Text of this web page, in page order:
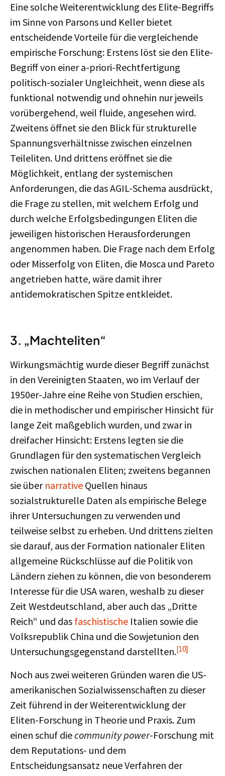
Eine solche Weiterentwicklung des Elite-Begriffs
im Sinne von Parsons und Keller bietet
entscheidende Vorteile für die vergleichende
empirische Forschung: Erstens löst sie den Elite-
Begriff von einer a-priori-Rechtfertigung
politisch-sozialer Ungleichheit, wenn diese als
funktional notwendig und ohnehin nur jeweils
vorübergehend, weil fluide, angesehen wird.
Zweitens öffnet sie den Blick für strukturelle
Spannungsverhältnisse zwischen einzelnen
Teileliten. Und drittens eröffnet sie die
Möglichkeit, entlang der systemischen
Anforderungen, die das AGIL-Schema ausdrückt,
die Frage zu stellen, mit welchem Erfolg und
durch welche Erfolgsbedingungen Eliten die
jeweiligen historischen Herausforderungen
angenommen haben. Die Frage nach dem Erfolg
oder Misserfolg von Eliten, die Mosca und Pareto
angetrieben hatte, wäre damit ihrer
antidemokratischen Spitze entkleidet.
3. „Machteliten“
Wirkungsmächtig wurde dieser Begriff zunächst
in den Vereinigten Staaten, wo im Verlauf der
1950er-Jahre eine Reihe von Studien erschien,
die in methodischer und empirischer Hinsicht für
lange Zeit maßgeblich wurden, und zwar in
dreifacher Hinsicht: Erstens legten sie die
Grundlagen für den systematischen Vergleich
zwischen nationalen Eliten; zweitens begannen
sie über narrative Quellen hinaus
sozialstrukturelle Daten als empirische Belege
ihrer Untersuchungen zu verwenden und
teilweise selbst zu erheben. Und drittens zielten
sie darauf, aus der Formation nationaler Eliten
allgemeine Rückschlüsse auf die Politik von
Ländern ziehen zu können, die von besonderem
Interesse für die USA waren, weshalb zu dieser
Zeit Westdeutschland, aber auch das „Dritte
Reich“ und das faschistische Italien sowie die
Volksrepublik China und die Sowjetunion den
Untersuchungsgegenstand darstellten.[10]
Noch aus zwei weiteren Gründen waren die US-
amerikanischen Sozialwissenschaften zu dieser
Zeit führend in der Weiterentwicklung der
Eliten-Forschung in Theorie und Praxis. Zum
einen schuf diecommunity power-Forschung mit
dem Reputations- und dem
Entscheidungsansatz neue Verfahren der